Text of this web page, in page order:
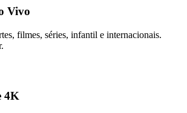
Vivo
filmes, séries, infantil e internacionais.
4K